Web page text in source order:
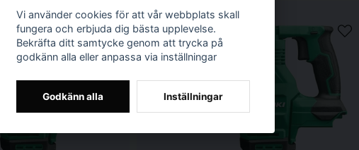
Vi använder cookies för att vår webbplats skall
fungera och erbjuda dig bästa upplevelse.
Bekräfta ditt samtycke genom att trycka på
godkänn alla eller anpassa via inställningar
Godkänn alla Inställningar